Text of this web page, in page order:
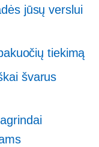
jūsų verslui
tiekimą
švarus